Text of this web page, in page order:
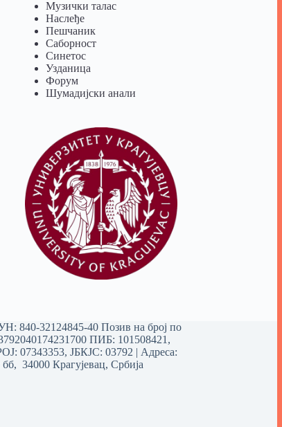
Музички талас
Наслеђе
Пешчаник
Саборност
Синетос
Узданица
Форум
Шумадијски анали
840-32124845-40 Позив на број по
ПИБ: 101508421,
07343353, ЈБКЈС: 03792 | Aдреса:
34000 Крагујевац, Србија